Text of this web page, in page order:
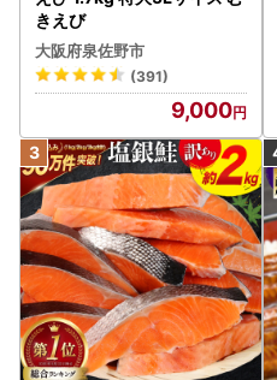
きえび
大阪府泉佐野市
(391)
9,000